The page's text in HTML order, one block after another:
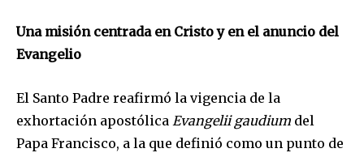
Una misión centrada en Cristo y en el anuncio del
Evangelio
El Santo Padre reafirmó la vigencia de la
exhortación apostólica Evangelii gaudium del
Papa Francisco, a la que definió como un punto de